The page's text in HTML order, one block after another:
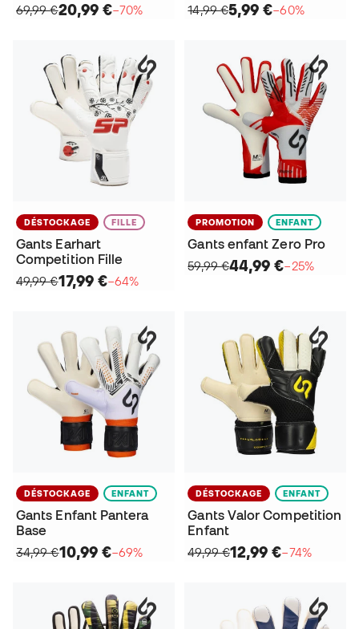
69,99 €20,99 €−70%
14,99 €5,99 €−60%
DÉSTOCKAGE FILLE
Gants Earhart
Competition Fille
49,99 €17,99 €−64%
PROMOTION ENFANT
Gants enfant Zero Pro
59,99 €44,99 €−25%
DÉSTOCKAGE ENFANT
Gants Enfant Pantera
Base
34,99 €10,99 €−69%
DÉSTOCKAGE ENFANT
Gants Valor Competition
Enfant
49,99 €12,99 €−74%